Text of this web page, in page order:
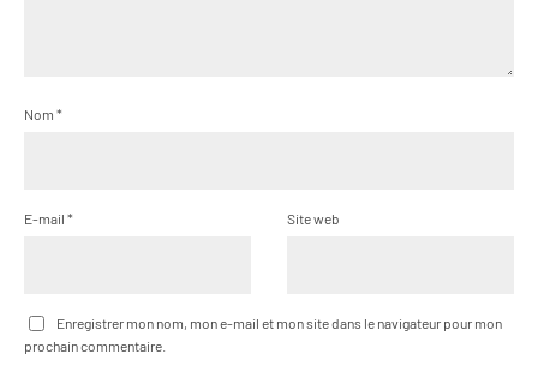
Nom *
E-mail * Site web
Enregistrer mon nom, mon e-mail et mon site dans le navigateur pour mon
prochain commentaire.